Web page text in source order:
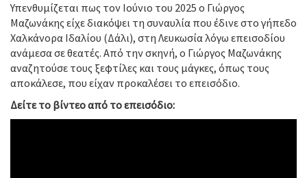
Υπενθυμίζεται πως τον Ιούνιο του 2025 ο Γιώργος
Μαζωνάκης είχε διακόψει τη συναυλία που έδινε στο γήπεδο
Χαλκάνορα Ιδαλίου (Δάλι), στη Λευκωσία λόγω επεισοδίου
ανάμεσα σε θεατές. Από την σκηνή, ο Γιώργος Μαζωνάκης
αναζητούσε τους ξεφτίλες και τους μάγκες, όπως τους
αποκάλεσε, που είχαν προκαλέσει το επεισόδιο.
Δείτε το βίντεο από το επεισόδιο: